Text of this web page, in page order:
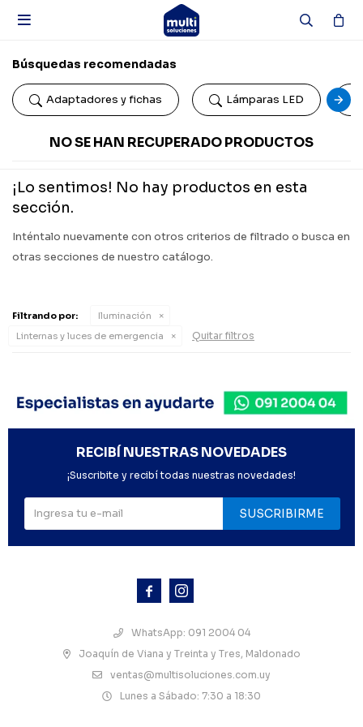

Búsquedas recomendadas
Adaptadores y fichas Lámparas LED
NO SE HAN RECUPERADO PRODUCTOS
¡Lo sentimos! No hay productos en esta
sección.
Inténtalo nuevamente con otros criterios de filtrado o busca en
otras secciones de nuestro catálogo.
Filtrando por:
Iluminación
Linternas y luces de emergencia
Quitar filtros
 
WhatsApp: 091 2004 04
Joaquín de Viana y Treinta y Tres, Maldonado
ventas@multisoluciones.com.uy
Lunes a Sábado: 7:30 a 18:30
RECIBÍ NUESTRAS NOVEDADES
¡Suscribite y recibí todas nuestras novedades!
SUSCRIBIRME